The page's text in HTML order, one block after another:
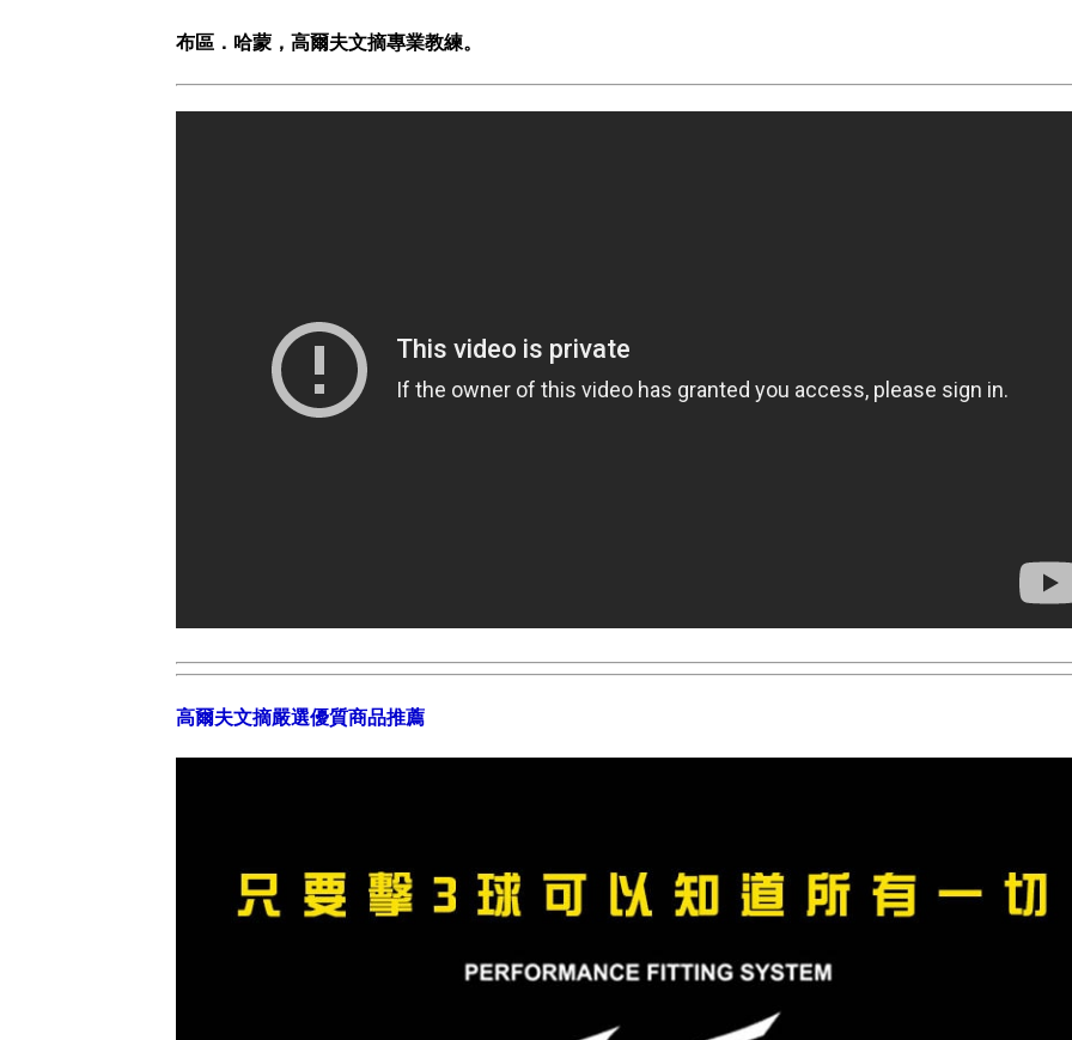
布區．哈蒙，高爾夫文摘專業教練。
高爾夫文摘嚴選優質商品推薦